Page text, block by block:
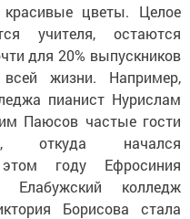
цветы. Целое
учителя, остаются
для 20% выпускников
жизни. Например,
пианист Нурислам
Паюсов частые гости
откуда начался
году Ефросиния
Елабужский колледж
Борисова стала